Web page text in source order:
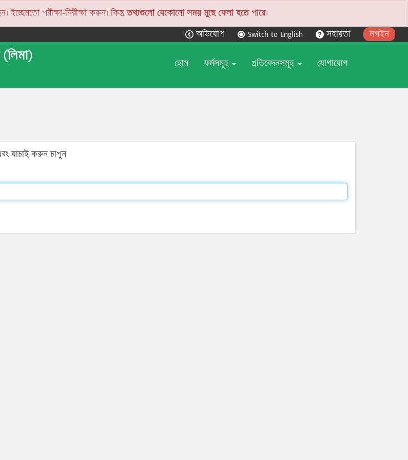
ইচ্ছেমতো পরীক্ষা-নিরীক্ষা করুন। কিন্তুতথ্যগুলো যেকোনো সময় মুছে ফেলা হতে পারে।
অভিযোগ Switch to English সহায়তা লগইন
(লিমা)
হোম ফর্মসমূহ প্রতিবেদনসমূহ যোগাযোগ
যাচাই করুন চাপুন